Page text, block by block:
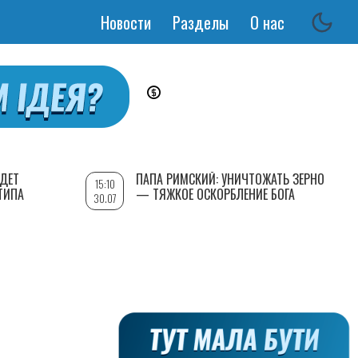
Основная
Новости Разделы О нас
15:10
30.07
ПАПА РИМСКИЙ: УНИЧТОЖАТЬ ЗЕРНО
— ТЯЖКОЕ ОСКОРБЛЕНИЕ БОГА